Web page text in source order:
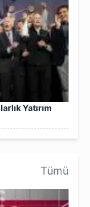
Yatırım
Tümü